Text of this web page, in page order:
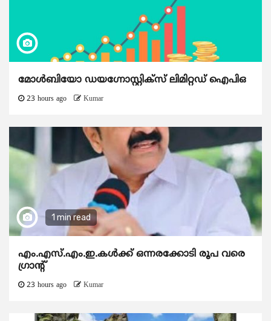
മോൾബിയോ ഡയഗ്നോസ്റ്റിക്സ് ലിമിറ്റഡ് ഐപിഒ
23 hours ago Kumar
1 min read
എം.എസ്.എം.ഇ.കൾക്ക് ഒന്നരക്കോടി രൂപ വരെ
ഗ്രാന്റ്
23 hours ago Kumar